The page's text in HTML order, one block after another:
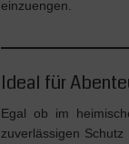
einzuengen.
Ideal für
Egal ob im
zuverlässigen